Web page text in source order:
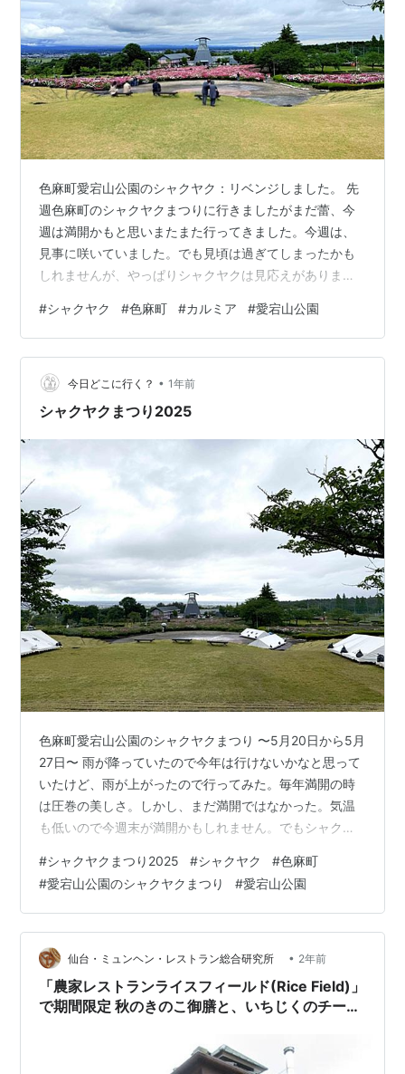
色麻町愛宕山公園のシャクヤク：リベンジしました。 先
週色麻町のシャクヤクまつりに行きましたがまだ蕾、今
週は満開かもと思いまたまた行ってきました。今週は、
見事に咲いていました。でも見頃は過ぎてしまったかも
しれませんが、やっぱりシャクヤクは見応えがありま
#シャクヤク #色麻町 #カルミア #愛宕山公園
今日どこに行く？ • 1年前
シャクヤクまつり2025
色麻町愛宕山公園のシャクヤクまつり 〜5月20日から5月
27日〜 雨が降っていたので今年は行けないかなと思って
いたけど、雨が上がったので行ってみた。毎年満開の時
は圧巻の美しさ。しかし、まだ満開ではなかった。気温
も低いので今週末が満開かもしれません。でもシャクヤ
た。
#シャクヤクまつり2025 #シャクヤク #色麻町
#愛宕山公園のシャクヤクまつり #愛宕山公園
仙台・ミュンヘン・レストラン総合研究所 • 2年前
「農家レストランライスフィールド(Rice Field)」
で期間限定 秋のきのこ御膳と、いちじくのチーズ